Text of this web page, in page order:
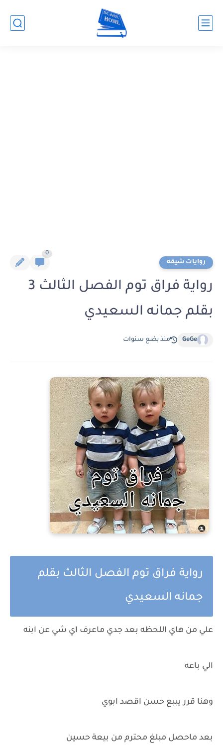
روايات شيقه
0
رواية فراق توم الفصل الثالث 3
بقلم جمانه السعيدي
GeGe منذ بضع سنوات
رواية فراق توم الفصل الثالث بقلم
جمانه السعيدي
علي من هاي اللحظه بعد جدي ماعرف اي شي عن ابنه
الي باعه
وهنا قرر يببع حسن اقصد ابوي
بعد ماحصل مبلغ محترم من بيعة حسين